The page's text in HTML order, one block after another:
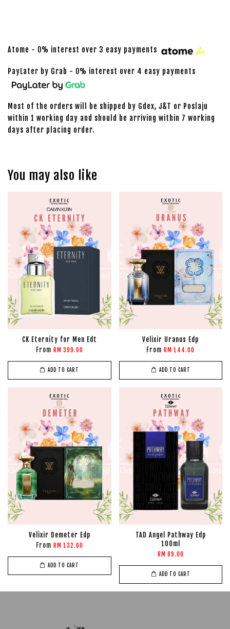
Atome - 0% interest over 3 easy payments
PayLater by Grab - 0% interest over 4 easy payments
Most of the orders will be shipped by Gdex, J&T or Poslaju
within 1 working day and should be arriving within 7 working
days after placing order.
You may also like
CK Eternity for Men Edt
From RM 399.00
ADD TO CART
Velixir Uranus Edp
From RM 144.00
ADD TO CART
Velixir Demeter Edp
From RM 132.00
ADD TO CART
TAD Angel Pathway Edp
100ml
RM 89.00
ADD TO CART